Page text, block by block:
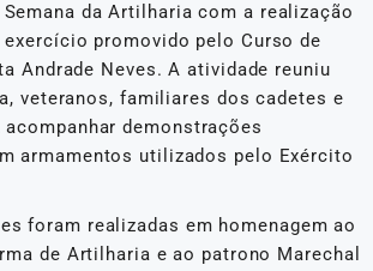
da Artilharia com a realização
promovido pelo Curso de
Andrade Neves. A atividade reuniu
veteranos, familiares dos cadetes e
demonstrações
armamentos utilizados pelo Exército
foram realizadas em homenagem ao
de Artilharia e ao patrono Marechal